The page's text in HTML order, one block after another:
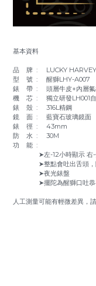
基本資料
品 牌 : LUCKY HARVEY
型 號 : 醒獅LHY-A007
錶 帶 : 頭層牛皮+內層氟
機 芯 : 獨立研發LH001自
錶 殼 : 316L精鋼
鏡 面 : 藍寶石玻璃鏡面
錶 徑 : 43mm
防 水 : 30M
功 能 :
➤左-12小時顯示 右-
➤整點會吐出舌頭，隨
➤夜光錶盤
➤擺陀為醒獅口吐恭
人工測量可能有輕微差異，